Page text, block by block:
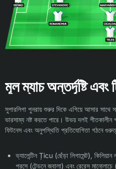
মূল ম্যাচ অন্তর্দৃষ্টি এবং
সুপারলিগা পুনরায় শুরুর দিকে এগিয়ে আসার সাথে
ভারসাম্য নষ্ট করতে পারে। উভয় দলই
ফিটনেস এবং অনুপস্থিতি প্রতিযোগিতা গঠনে
ভ্যালেন্টিন Țicu (ছেঁড়া লিগামেন্ট),
প্রসে (টেন্ডনে জ্বালা) এবং রেরেস